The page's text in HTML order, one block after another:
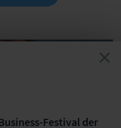
Festival der